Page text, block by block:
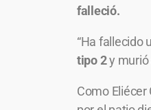
falleció.
“Ha fallecido
tipo 2y murió
Como